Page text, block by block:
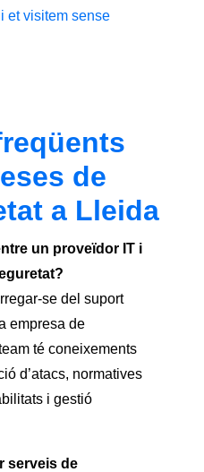
et visitem sense
de
a Lleida
un proveïdor IT i
se del suport
empresa de
té coneixements
d’atacs, normatives
i gestió
serveis de